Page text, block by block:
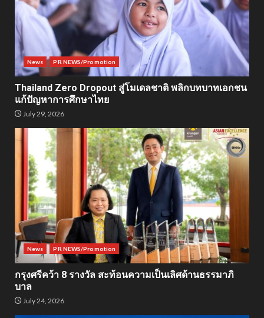
News PR NEWS/Promotion
Thailand Zero Dropout สู่โมเดลชาติ พลิกบทบาทเอกชน
แก้ปัญหาการศึกษาไทย
July 29, 2026
News PR NEWS/Promotion
กรุงศรีคว้า 8 รางวัล สะท้อนความเป็นเลิศด้านธรรมาภิ
บาล
July 24, 2026